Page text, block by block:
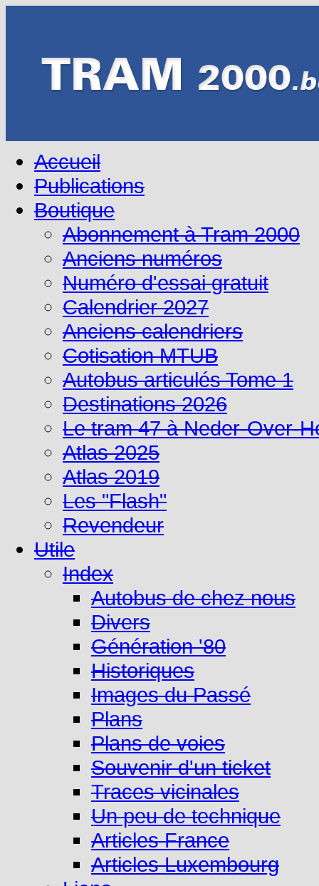
Accueil
Publications
Boutique
Abonnement à Tram 2000
Anciens numéros
Numéro d'essai gratuit
Calendrier 2027
Anciens calendriers
Cotisation MTUB
Autobus articulés Tome 1
Destinations 2026
Le tram 47 à Neder-Over-
Atlas 2025
Atlas 2019
Les "Flash"
Revendeur
Utile
Index
Autobus de chez nous
Divers
Génération '80
Historiques
Images du Passé
Plans
Plans de voies
Souvenir d'un ticket
Traces vicinales
Un peu de technique
Articles France
Articles Luxembourg